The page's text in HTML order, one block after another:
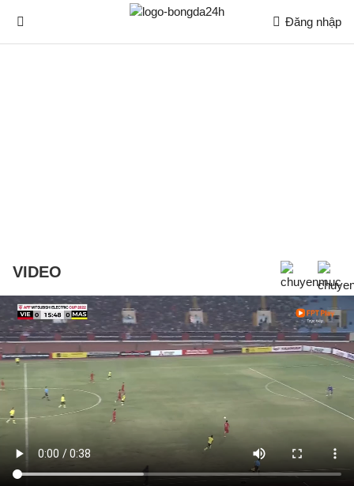
Đăng nhập
VIDEO